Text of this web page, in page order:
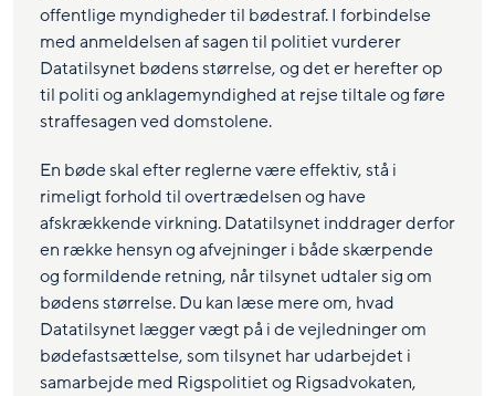
offentlige myndigheder til bødestraf. I forbindelse
med anmeldelsen af sagen til politiet vurderer
Datatilsynet bødens størrelse, og det er herefter op
til politi og anklagemyndighed at rejse tiltale og føre
straffesagen ved domstolene.
En bøde skal efter reglerne være effektiv, stå i
rimeligt forhold til overtrædelsen og have
afskrækkende virkning. Datatilsynet inddrager derfor
en række hensyn og afvejninger i både skærpende
og formildende retning, når tilsynet udtaler sig om
bødens størrelse. Du kan læse mere om, hvad
Datatilsynet lægger vægt på i de vejledninger om
bødefastsættelse, som tilsynet har udarbejdet i
samarbejde med Rigspolitiet og Rigsadvokaten,